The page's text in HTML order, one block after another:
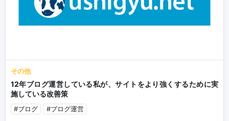
その他
12年ブログ運営している私が、サイトをより強くするために実
施している改善策
#ブログ #ブログ運営